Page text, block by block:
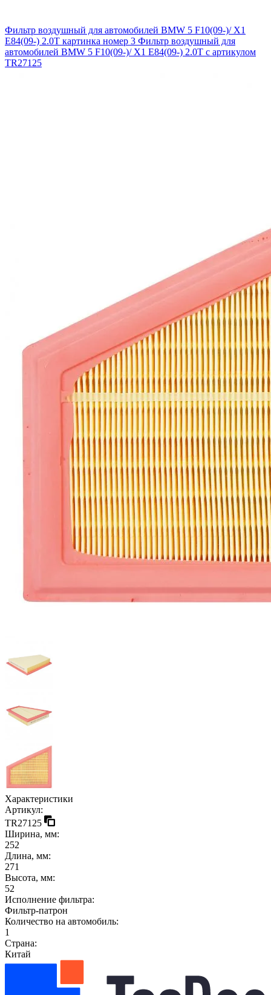
Фильтр воздушный для автомобилей BMW 5 F10(09-)/ X1
E84(09-) 2.0T картинка номер 3 Фильтр воздушный для
автомобилей BMW 5 F10(09-)/ X1 E84(09-) 2.0T с артикулом
TR27125
Характеристики
Артикул:
TR27125
Ширина, мм:
252
Длина, мм:
271
Высота, мм:
52
Исполнение фильтра:
Фильтр-патрон
Количество на автомобиль:
1
Страна:
Китай